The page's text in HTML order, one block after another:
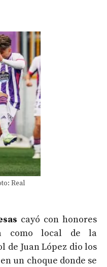
Real
cayó con honores
como local de la
de Juan López dio los
en un choque donde se